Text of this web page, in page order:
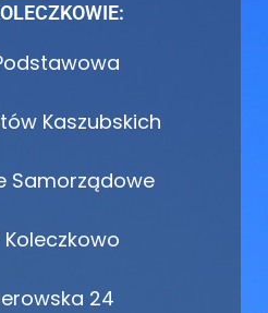
Kaszubskich
Samorządowe
24